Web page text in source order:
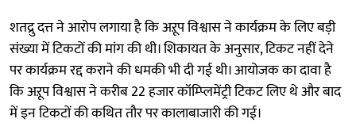
शतद्रु दत्त ने आरोप लगाया है कि अऱूप विश्वास ने कार्यक्रम के लिए बड़ी
संख्या में टिकटों की मांग की थी। शिकायत के अनुसार, टिकट नहीं देने
पर कार्यक्रम रद्द कराने की धमकी भी दी गई थी। आयोजक का दावा है
कि अऱूप विश्वास ने करीब 22 हजार कॉम्प्लिमेंट्री टिकट लिए थे और बाद
में इन टिकटों की कथित तौर पर कालाबाजारी की गई।